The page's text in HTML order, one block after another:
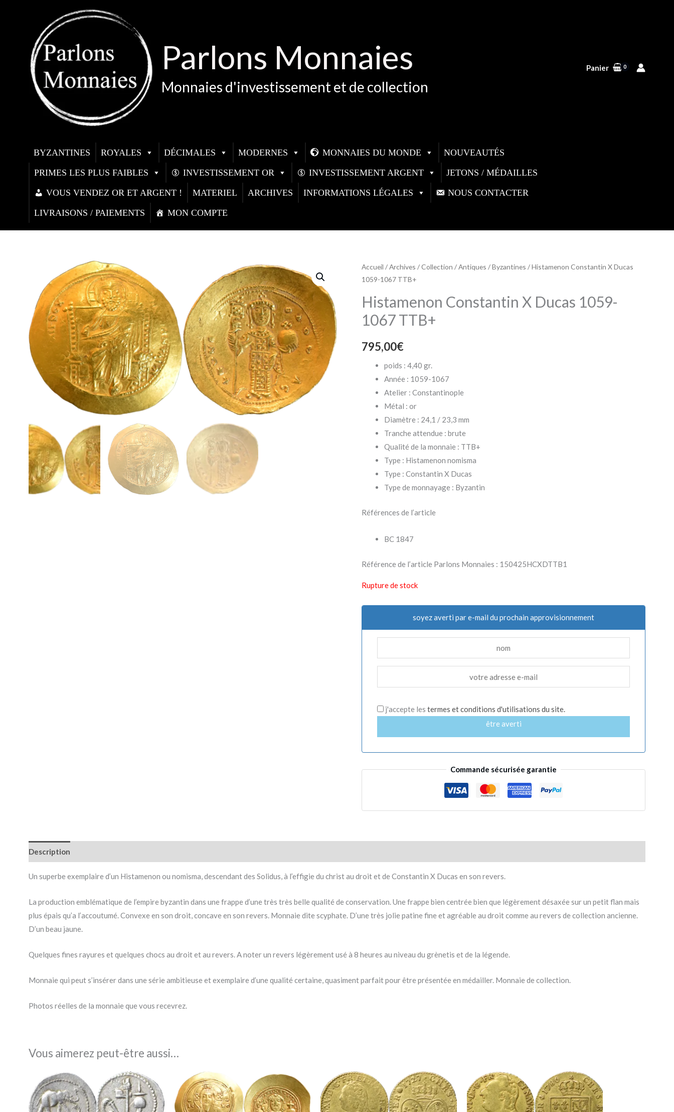
Parlons Monnaies
Monnaies d'investissement et de collection
Panier
BYZANTINES ROYALES DÉCIMALES MODERNES MONNAIES DU MONDE
NOUVEAUTÉS
PRIMES LES PLUS FAIBLES
INVESTISSEMENT OR INVESTISSEMENT ARGENT
JETONS / MÉDAILLES
VOUS VENDEZ OR ET ARGENT !
MATERIEL ARCHIVES INFORMATIONS LÉGALES
NOUS CONTACTER
LIVRAISONS / PAIEMENTS
MON COMPTE
Accueil /Archives /Collection /Antiques /Byzantines / Histamenon Constantin X Ducas
1059-1067 TTB+
Histamenon Constantin X Ducas 1059-
1067 TTB+
795,00€
poids : 4,40 gr.
Année : 1059-1067
Atelier : Constantinople
Métal : or
Diamètre : 24,1 / 23,3 mm
Tranche attendue : brute
Qualité de la monnaie : TTB+
Type : Histamenon nomisma
Type : Constantin X Ducas
Type de monnayage : Byzantin
Références de l’article
BC 1847
Référence de l’article Parlons Monnaies : 150425HCXDTTB1
Rupture de stock
soyez averti par e-mail du prochain approvisionnement
j'accepte lestermes et conditions d'utilisations du site.
être averti
Commande sécurisée garantie
Description
Un superbe exemplaire d’un Histamenon ou nomisma, descendant des Solidus, à l’effigie du christ au droit et de Constantin X Ducas en son revers.
La production emblématique de l’empire byzantin dans une frappe d’une très très belle qualité de conservation. Une frappe bien centrée bien que légèrement désaxée sur un petit flan mais
plus épais qu’a l’accoutumé. Convexe en son droit, concave en son revers. Monnaie dite scyphate. D’une très jolie patine fine et agréable au droit comme au revers de collection ancienne.
D’un beau jaune.
Quelques fines rayures et quelques chocs au droit et au revers. A noter un revers légèrement usé à 8 heures au niveau du grènetis et de la légende.
Monnaie qui peut s’insérer dans une série ambitieuse et exemplaire d’une qualité certaine, quasiment parfait pour être présentée en médailler. Monnaie de collection.
Photos réelles de la monnaie que vous recevrez.
Vous aimerez peut-être aussi…